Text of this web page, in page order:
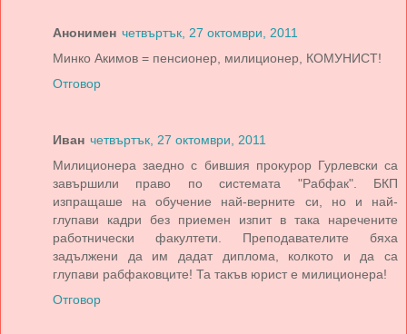
Анонимен четвъртък, 27 октомври, 2011
Минко Акимов = пенсионер, милиционер, КОМУНИСТ!
Отговор
Иван четвъртък, 27 октомври, 2011
Милиционера заедно с бившия прокурор Гурлевски са
завършили право по системата "Рабфак". БКП
изпращаше на обучение най-верните си, но и най-
глупави кадри без приемен изпит в така наречените
работнически факултети. Преподавателите бяха
задължени да им дадат диплома, колкото и да са
глупави рабфаковците! Та такъв юрист е милиционера!
Отговор